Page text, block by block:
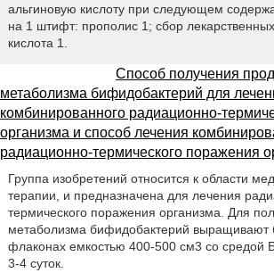
альгиновую кислоту при следующем
на 1 штифт: прополис 1; сбор
кислота 1.
Способ получения
метаболизма бифидобактерий для
комбинированного радиационно-
организма и способ лечения
радиационно-термического поражения
Группа изобретений относится к области
терапии, и предназначена для лечения
термического поражения организма. Для
метаболизма бифидобактерий выращивают
флаконах емкостью 400-500 см3 со средой
3-4 суток.